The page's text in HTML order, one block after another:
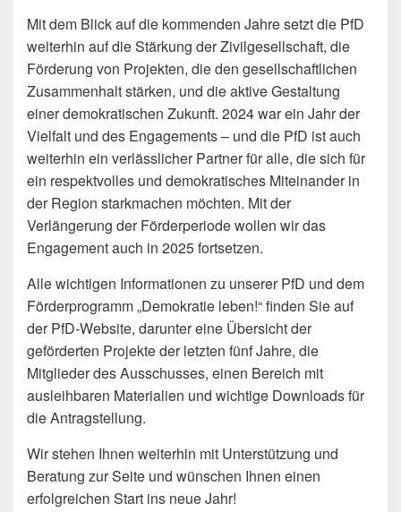
Mit dem Blick auf die kommenden Jahre setzt die PfD
weiterhin auf die Stärkung der Zivilgesellschaft, die
Förderung von Projekten, die den gesellschaftlichen
Zusammenhalt stärken, und die aktive Gestaltung
einer demokratischen Zukunft. 2024 war ein Jahr der
Vielfalt und des Engagements – und die PfD ist auch
weiterhin ein verlässlicher Partner für alle, die sich für
ein respektvolles und demokratisches Miteinander in
der Region starkmachen möchten. Mit der
Verlängerung der Förderperiode wollen wir das
Engagement auch in 2025 fortsetzen.
Alle wichtigen Informationen zu unserer PfD und dem
Förderprogramm „Demokratie leben!“ finden Sie auf
der PfD-Website, darunter eine Übersicht der
geförderten Projekte der letzten fünf Jahre, die
Mitglieder des Ausschusses, einen Bereich mit
ausleihbaren Materialien und wichtige Downloads für
die Antragstellung.
Wir stehen Ihnen weiterhin mit Unterstützung und
Beratung zur Seite und wünschen Ihnen einen
erfolgreichen Start ins neue Jahr!